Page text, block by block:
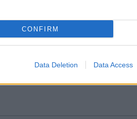
CONFIRM
Data Deletion Data Access
e ricevi le nostre email periodiche